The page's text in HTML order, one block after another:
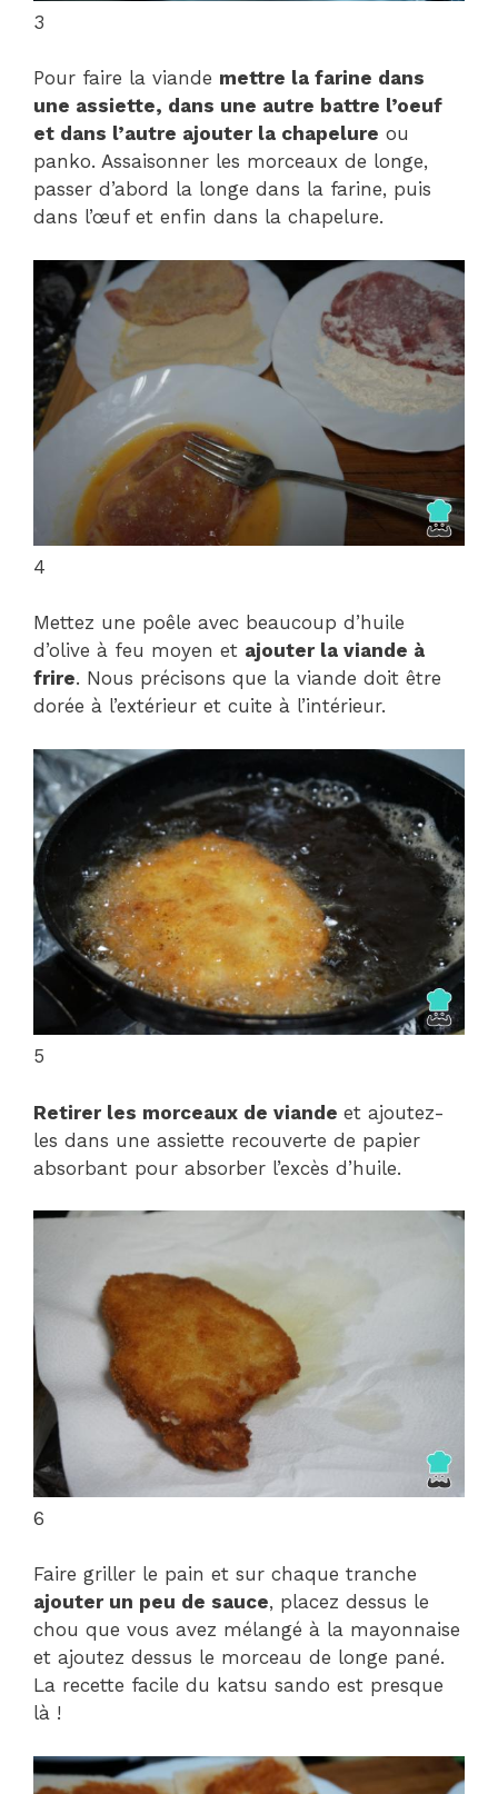
3
Pour faire la viande mettre la farine dans
une assiette, dans une autre battre l’oeuf
et dans l’autre ajouter la chapelure ou
panko. Assaisonner les morceaux de longe,
passer d’abord la longe dans la farine, puis
dans l’œuf et enfin dans la chapelure.
4
Mettez une poêle avec beaucoup d’huile
d’olive à feu moyen et ajouter la viande à
frire. Nous précisons que la viande doit être
dorée à l’extérieur et cuite à l’intérieur.
5
Retirer les morceaux de viande et ajoutez-
les dans une assiette recouverte de papier
absorbant pour absorber l’excès d’huile.
6
Faire griller le pain et sur chaque tranche
ajouter un peu de sauce, placez dessus le
chou que vous avez mélangé à la mayonnaise
et ajoutez dessus le morceau de longe pané.
La recette facile du katsu sando est presque
là !